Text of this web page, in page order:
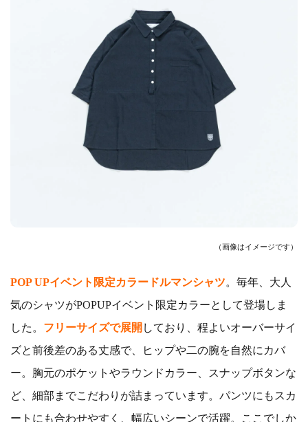
（画像はイメージです）
POP UPイベント限定カラードルマンシャツ。毎年、大人
気のシャツがPOPUPイベント限定カラーとして登場しま
した。 フリーサイズで展開 しており、程よいオーバーサイ
ズと前後差のある丈感で、ヒップや二の腕を自然にカバ
ー。胸元のポケットやラウンドカラー、スナップボタンな
ど、細部までこだわりが詰まっています。パンツにもスカ
ートにも合わせやすく、幅広いシーンで活躍。ここでしか